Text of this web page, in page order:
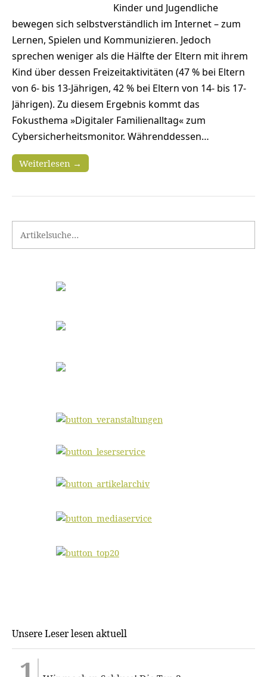
Kinder und Jugendliche
bewegen sich selbstverständlich im Internet – zum
Lernen, Spielen und Kommunizieren. Jedoch
sprechen weniger als die Hälfte der Eltern mit ihrem
Kind über dessen Freizeitaktivitäten (47 % bei Eltern
von 6- bis 13-Jährigen, 42 % bei Eltern von 14- bis 17-
Jährigen). Zu diesem Ergebnis kommt das
Fokusthema »Digitaler Familienalltag« zum
Cybersicherheitsmonitor. Währenddessen…
Weiterlesen →
Unsere Leser lesen aktuell